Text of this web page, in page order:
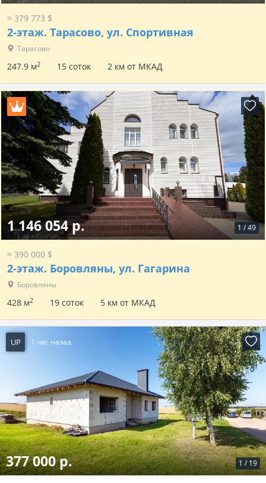
≈ 379 773 $
2-этаж. Тарасово, ул. Спортивная
Тарасово
247.9 м2 15 соток 2 км от МКАД
1 /49
1 146 054 р.
≈ 390 000 $
2-этаж. Боровляны, ул. Гагарина
Боровляны
428 м2 19 соток 5 км от МКАД
UP 1 час назад
1 / 19
377 000 р.